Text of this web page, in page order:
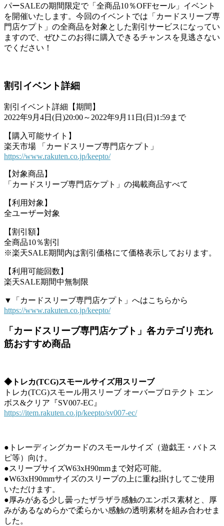
パーSALEの期間限定で「全商品10％OFFセール」イベント
を開催いたします。今回のイベントでは「カードスリーブ専
門店ケプト」の全商品を対象とした割引サービスになってい
ますので、ぜひこのお得に購入できるチャンスを見逃さない
でください！
割引イベント詳細
割引イベント詳細【期間】
2022年9月4日(日)20:00～2022年9月11日(日)1:59まで
【購入可能サイト】
楽天市場 「カードスリーブ専門店ケプト」
https://www.rakuten.co.jp/keepto/
【対象商品】
「カードスリーブ専門店ケプト」の掲載商品すべて
【利用対象】
全ユーザー対象
【割引額】
全商品10％割引
※楽天SALE期間内は割引価格にて価格表示しております。
【利用可能回数】
楽天SALE期間中無制限
▼「カードスリーブ専門店ケプト」へはこちらから
https://www.rakuten.co.jp/keepto/
「カードスリーブ専門店ケプト」各カテゴリ売れ
筋おすすめ商品
◆トレカ(TCG)スモールサイズ用スリーブ
トレカ(TCG)スモール用スリーブ オーバープロテクト エン
ボス&クリア『SV007-EC』
https://item.rakuten.co.jp/keepto/sv007-ec/
●トレーディングカードのスモールサイズ（遊戯王・バトス
ピ等）向け。
●スリーブサイズW63xH90mmまで対応可能。
●W63xH90mmサイズのスリーブの上に重ね掛けしてご使用
いただけます。
●厚みがある少し曇ったザラザラ感触のエンボス素材と、厚
みがあるなめらかで柔らかい感触の透明素材を組み合わせま
した。